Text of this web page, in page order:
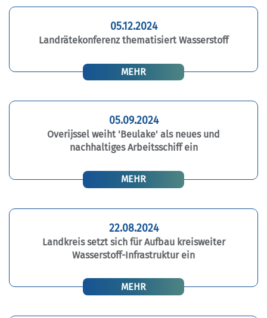
05.12.2024
Landrätekonferenz thematisiert Wasserstoff
MEHR
05.09.2024
Overijssel weiht 'Beulake' als neues und
nachhaltiges Arbeitsschiff ein
MEHR
22.08.2024
Landkreis setzt sich für Aufbau kreisweiter
Wasserstoff-Infrastruktur ein
MEHR